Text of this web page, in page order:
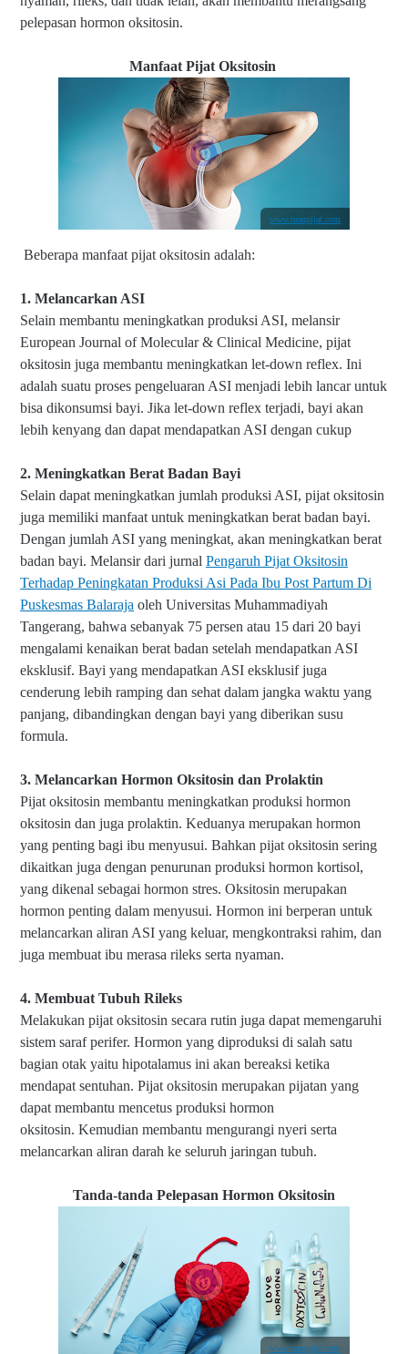
pelepasan hormon oksitosin.
Manfaat Pijat Oksitosin
www.tuanpijat.com
Beberapa manfaat pijat oksitosin adalah:
1. Melancarkan ASI
Selain membantu meningkatkan produksi ASI, melansir
European Journal of Molecular & Clinical Medicine, pijat
oksitosin juga membantu meningkatkan let-down reflex. Ini
adalah suatu proses pengeluaran ASI menjadi lebih lancar untuk
bisa dikonsumsi bayi. Jika let-down reflex terjadi, bayi akan
lebih kenyang dan dapat mendapatkan ASI dengan cukup
2. Meningkatkan Berat Badan Bayi
Selain dapat meningkatkan jumlah produksi ASI, pijat oksitosin
juga memiliki manfaat untuk meningkatkan berat badan bayi.
Dengan jumlah ASI yang meningkat, akan meningkatkan berat
badan bayi. Melansir dari jurnal Pengaruh Pijat Oksitosin
Terhadap Peningkatan Produksi Asi Pada Ibu Post Partum Di
Puskesmas Balaraja oleh Universitas Muhammadiyah
Tangerang, bahwa sebanyak 75 persen atau 15 dari 20 bayi
mengalami kenaikan berat badan setelah mendapatkan ASI
eksklusif. Bayi yang mendapatkan ASI eksklusif juga
cenderung lebih ramping dan sehat dalam jangka waktu yang
panjang, dibandingkan dengan bayi yang diberikan susu
formula.
3. Melancarkan Hormon Oksitosin dan Prolaktin
Pijat oksitosin membantu meningkatkan produksi hormon
oksitosin dan juga prolaktin. Keduanya merupakan hormon
yang penting bagi ibu menyusui. Bahkan pijat oksitosin sering
dikaitkan juga dengan penurunan produksi hormon kortisol,
yang dikenal sebagai hormon stres. Oksitosin merupakan
hormon penting dalam menyusui. Hormon ini berperan untuk
melancarkan aliran ASI yang keluar, mengkontraksi rahim, dan
juga membuat ibu merasa rileks serta nyaman.
4. Membuat Tubuh Rileks
Melakukan pijat oksitosin secara rutin juga dapat memengaruhi
sistem saraf perifer. Hormon yang diproduksi di salah satu
bagian otak yaitu hipotalamus ini akan bereaksi ketika
mendapat sentuhan. Pijat oksitosin merupakan pijatan yang
dapat membantu mencetus produksi hormon
oksitosin. Kemudian membantu mengurangi nyeri serta
melancarkan aliran darah ke seluruh jaringan tubuh.
Tanda-tanda Pelepasan Hormon Oksitosin
www.tuanpijat.com